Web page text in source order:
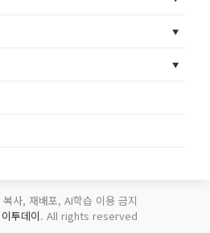
사, 재배포, AI학습 이용 금지
이투데이. All rights reserved